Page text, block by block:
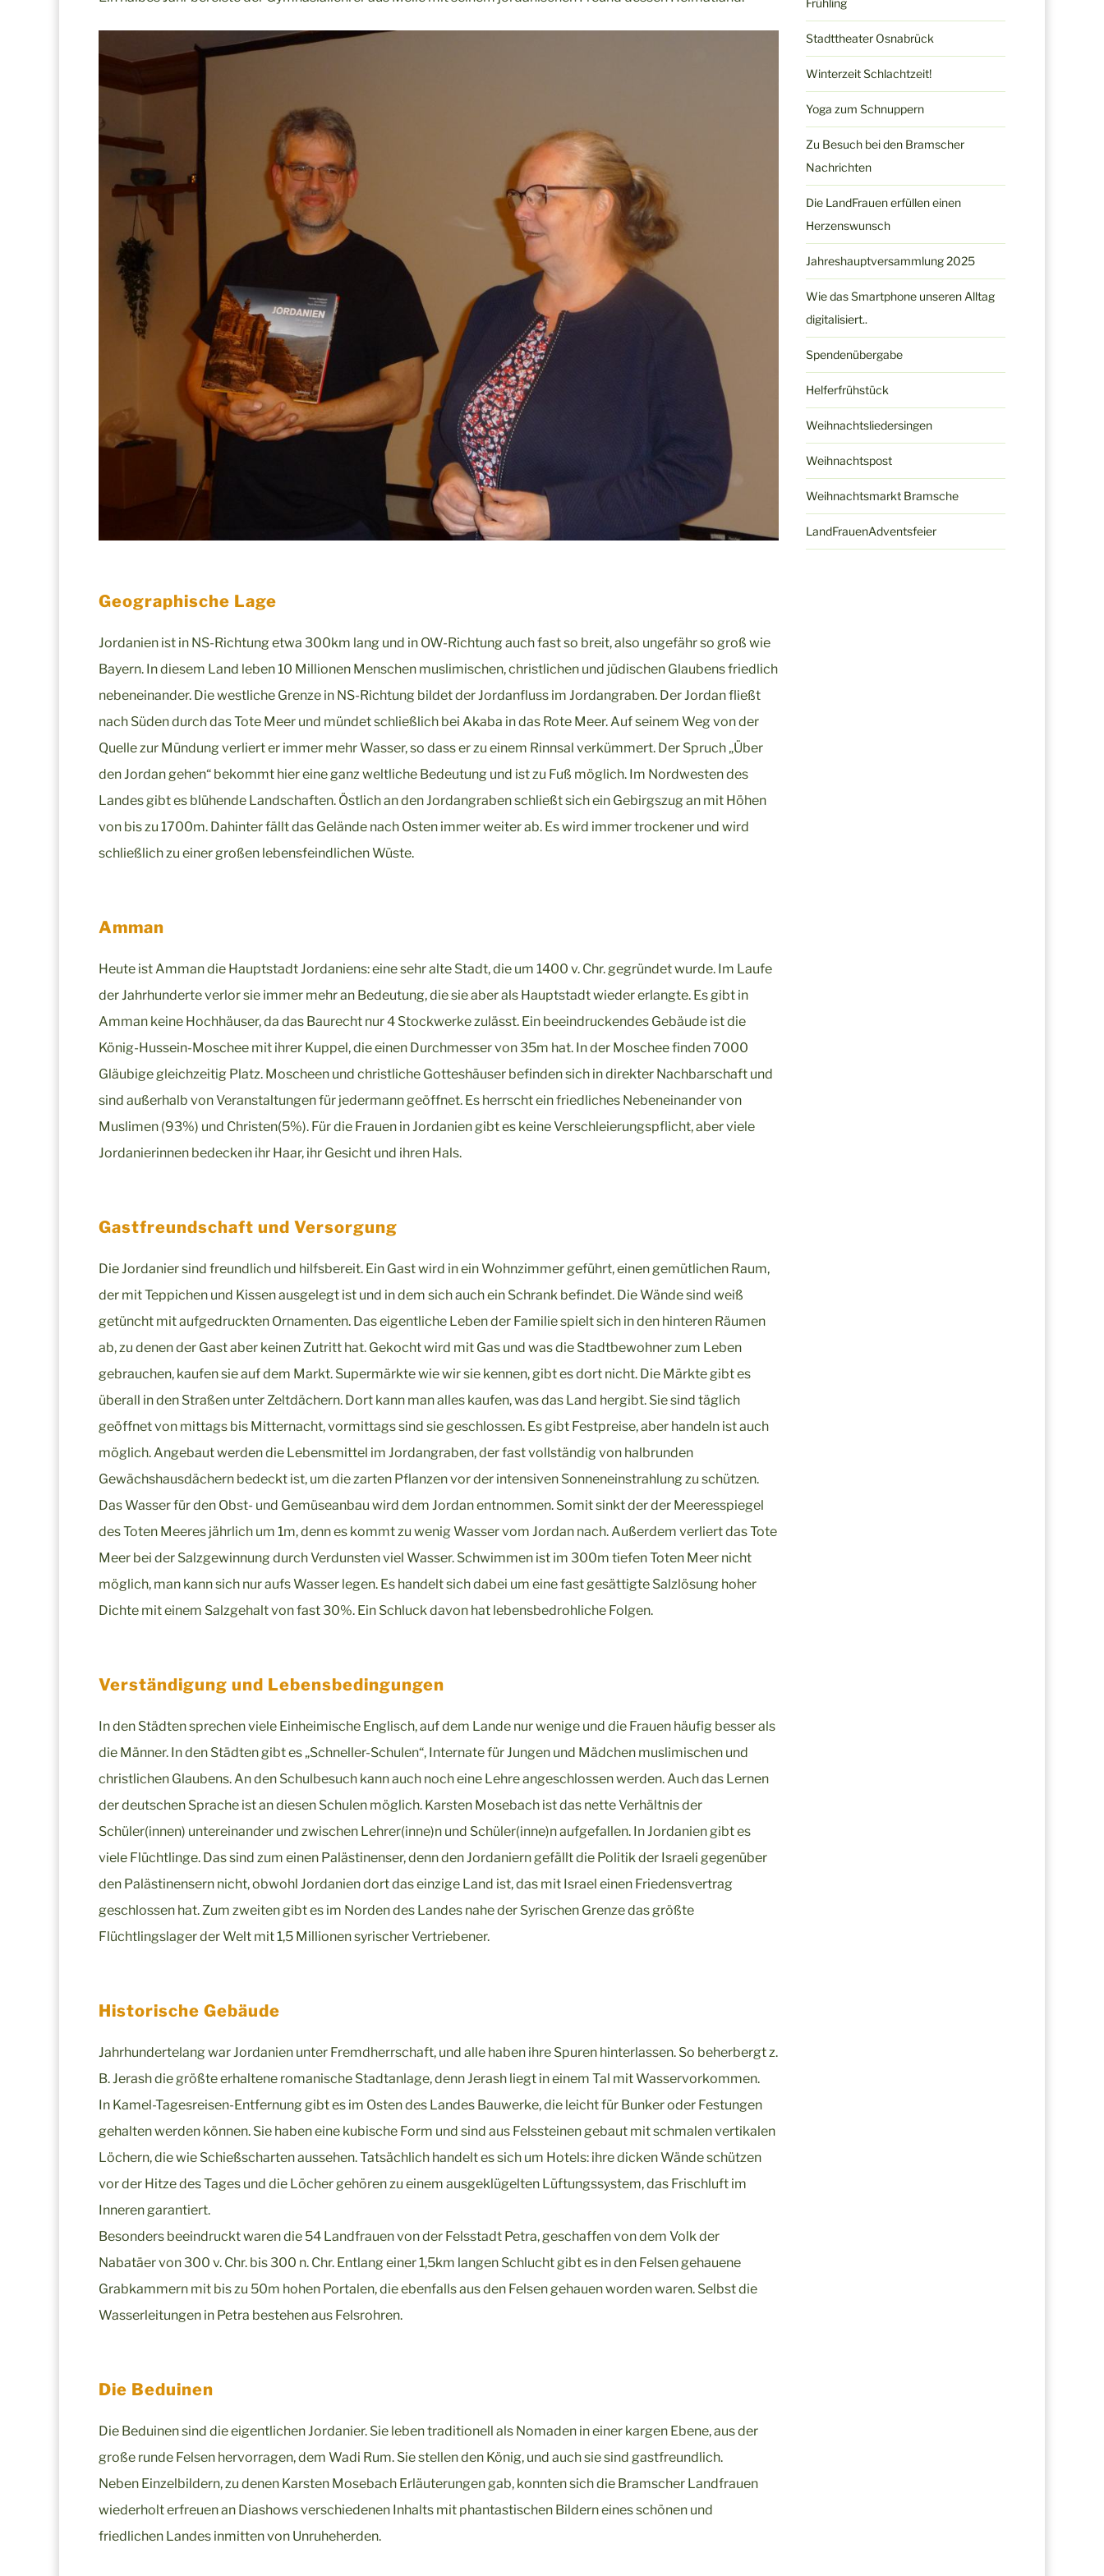
Geographische Lage
Jordanien ist in NS-Richtung etwa 300km lang und in OW-Richtung auch fast so breit, also ungefähr so groß wie
Bayern. In diesem Land leben 10 Millionen Menschen muslimischen, christlichen und jüdischen Glaubens friedlich
nebeneinander. Die westliche Grenze in NS-Richtung bildet der Jordanfluss im Jordangraben. Der Jordan fließt
nach Süden durch das Tote Meer und mündet schließlich bei Akaba in das Rote Meer. Auf seinem Weg von der
Quelle zur Mündung verliert er immer mehr Wasser, so dass er zu einem Rinnsal verkümmert. Der Spruch „Über
den Jordan gehen“ bekommt hier eine ganz weltliche Bedeutung und ist zu Fuß möglich. Im Nordwesten des
Landes gibt es blühende Landschaften. Östlich an den Jordangraben schließt sich ein Gebirgszug an mit Höhen
von bis zu 1700m. Dahinter fällt das Gelände nach Osten immer weiter ab. Es wird immer trockener und wird
schließlich zu einer großen lebensfeindlichen Wüste.
Amman
Heute ist Amman die Hauptstadt Jordaniens: eine sehr alte Stadt, die um 1400 v. Chr. gegründet wurde. Im Laufe
der Jahrhunderte verlor sie immer mehr an Bedeutung, die sie aber als Hauptstadt wieder erlangte. Es gibt in
Amman keine Hochhäuser, da das Baurecht nur 4 Stockwerke zulässt. Ein beeindruckendes Gebäude ist die
König-Hussein-Moschee mit ihrer Kuppel, die einen Durchmesser von 35m hat. In der Moschee finden 7000
Gläubige gleichzeitig Platz. Moscheen und christliche Gotteshäuser befinden sich in direkter Nachbarschaft und
sind außerhalb von Veranstaltungen für jedermann geöffnet. Es herrscht ein friedliches Nebeneinander von
Muslimen (93%) und Christen(5%). Für die Frauen in Jordanien gibt es keine Verschleierungspflicht, aber viele
Jordanierinnen bedecken ihr Haar, ihr Gesicht und ihren Hals.
Gastfreundschaft und Versorgung
Die Jordanier sind freundlich und hilfsbereit. Ein Gast wird in ein Wohnzimmer geführt, einen gemütlichen Raum,
der mit Teppichen und Kissen ausgelegt ist und in dem sich auch ein Schrank befindet. Die Wände sind weiß
getüncht mit aufgedruckten Ornamenten. Das eigentliche Leben der Familie spielt sich in den hinteren Räumen
ab, zu denen der Gast aber keinen Zutritt hat. Gekocht wird mit Gas und was die Stadtbewohner zum Leben
gebrauchen, kaufen sie auf dem Markt. Supermärkte wie wir sie kennen, gibt es dort nicht. Die Märkte gibt es
überall in den Straßen unter Zeltdächern. Dort kann man alles kaufen, was das Land hergibt. Sie sind täglich
geöffnet von mittags bis Mitternacht, vormittags sind sie geschlossen. Es gibt Festpreise, aber handeln ist auch
möglich. Angebaut werden die Lebensmittel im Jordangraben, der fast vollständig von halbrunden
Gewächshausdächern bedeckt ist, um die zarten Pflanzen vor der intensiven Sonneneinstrahlung zu schützen.
Das Wasser für den Obst- und Gemüseanbau wird dem Jordan entnommen. Somit sinkt der der Meeresspiegel
des Toten Meeres jährlich um 1m, denn es kommt zu wenig Wasser vom Jordan nach. Außerdem verliert das Tote
Meer bei der Salzgewinnung durch Verdunsten viel Wasser. Schwimmen ist im 300m tiefen Toten Meer nicht
möglich, man kann sich nur aufs Wasser legen. Es handelt sich dabei um eine fast gesättigte Salzlösung hoher
Dichte mit einem Salzgehalt von fast 30%. Ein Schluck davon hat lebensbedrohliche Folgen.
Verständigung und Lebensbedingungen
In den Städten sprechen viele Einheimische Englisch, auf dem Lande nur wenige und die Frauen häufig besser als
die Männer. In den Städten gibt es „Schneller-Schulen“, Internate für Jungen und Mädchen muslimischen und
christlichen Glaubens. An den Schulbesuch kann auch noch eine Lehre angeschlossen werden. Auch das Lernen
der deutschen Sprache ist an diesen Schulen möglich. Karsten Mosebach ist das nette Verhältnis der
Schüler(innen) untereinander und zwischen Lehrer(inne)n und Schüler(inne)n aufgefallen. In Jordanien gibt es
viele Flüchtlinge. Das sind zum einen Palästinenser, denn den Jordaniern gefällt die Politik der Israeli gegenüber
den Palästinensern nicht, obwohl Jordanien dort das einzige Land ist, das mit Israel einen Friedensvertrag
geschlossen hat. Zum zweiten gibt es im Norden des Landes nahe der Syrischen Grenze das größte
Flüchtlingslager der Welt mit 1,5 Millionen syrischer Vertriebener.
Historische Gebäude
Jahrhundertelang war Jordanien unter Fremdherrschaft, und alle haben ihre Spuren hinterlassen. So beherbergt z.
B. Jerash die größte erhaltene romanische Stadtanlage, denn Jerash liegt in einem Tal mit Wasservorkommen.
In Kamel-Tagesreisen-Entfernung gibt es im Osten des Landes Bauwerke, die leicht für Bunker oder Festungen
gehalten werden können. Sie haben eine kubische Form und sind aus Felssteinen gebaut mit schmalen vertikalen
Löchern, die wie Schießscharten aussehen. Tatsächlich handelt es sich um Hotels: ihre dicken Wände schützen
vor der Hitze des Tages und die Löcher gehören zu einem ausgeklügelten Lüftungssystem, das Frischluft im
Inneren garantiert.
Besonders beeindruckt waren die 54 Landfrauen von der Felsstadt Petra, geschaffen von dem Volk der
Nabatäer von 300 v. Chr. bis 300 n. Chr. Entlang einer 1,5km langen Schlucht gibt es in den Felsen gehauene
Grabkammern mit bis zu 50m hohen Portalen, die ebenfalls aus den Felsen gehauen worden waren. Selbst die
Wasserleitungen in Petra bestehen aus Felsrohren.
Die Beduinen
Die Beduinen sind die eigentlichen Jordanier. Sie leben traditionell als Nomaden in einer kargen Ebene, aus der
große runde Felsen hervorragen, dem Wadi Rum. Sie stellen den König, und auch sie sind gastfreundlich.
Neben Einzelbildern, zu denen Karsten Mosebach Erläuterungen gab, konnten sich die Bramscher Landfrauen
wiederholt erfreuen an Diashows verschiedenen Inhalts mit phantastischen Bildern eines schönen und
friedlichen Landes inmitten von Unruheherden.
Frühling
Stadttheater Osnabrück
Winterzeit Schlachtzeit!
Yoga zum Schnuppern
Zu Besuch bei den Bramscher
Nachrichten
Die LandFrauen erfüllen einen
Herzenswunsch
Jahreshauptversammlung 2025
Wie das Smartphone unseren Alltag
digitalisiert..
Spendenübergabe
Helferfrühstück
Weihnachtsliedersingen
Weihnachtspost
Weihnachtsmarkt Bramsche
LandFrauenAdventsfeier